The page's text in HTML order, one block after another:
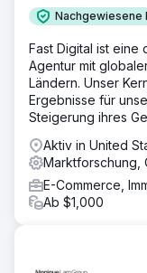
Nachgewiesene
Fast Digital ist
Agentur mit
Ländern. Unser
Ergebnisse für
Steigerung ihres
Aktiv in United
Marktforschung,
E-Commerce,
Ab $1,000